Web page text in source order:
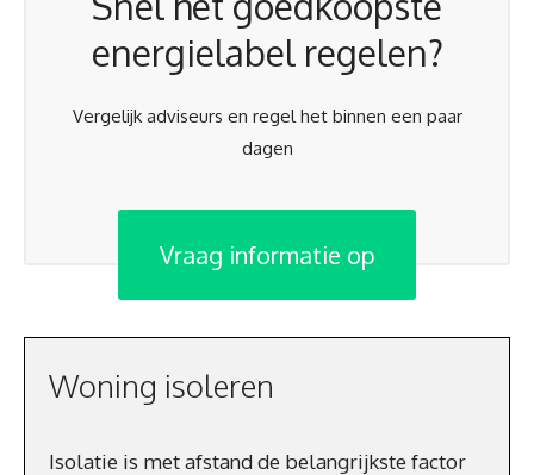
energielabel regelen?
Vergelijk adviseurs en regel het binnen een paar
dagen
Vraag informatie op
Woning isoleren
Isolatie is met afstand de belangrijkste factor